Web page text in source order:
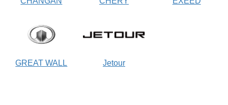
GREAT WALL Jetour